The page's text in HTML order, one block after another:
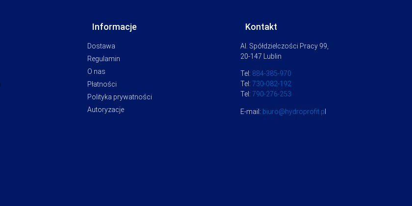
Informacje
Dostawa
Regulamin
O nas
Płatności
Polityka prywatności
Autoryzacje
Kontakt
Al. Spółdzielczości Pracy 99,
20-147 Lublin
Tel: 884-385-970
Tel:730-082-192
Tel:790-276-253
E-mail: biuro@hydroprofit.p